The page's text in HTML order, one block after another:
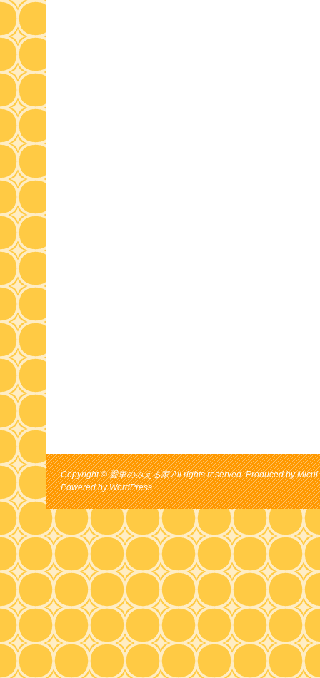
Copyright © 愛車のみえる家 All rights reserved. Produced by Micul
Powered byWordPress